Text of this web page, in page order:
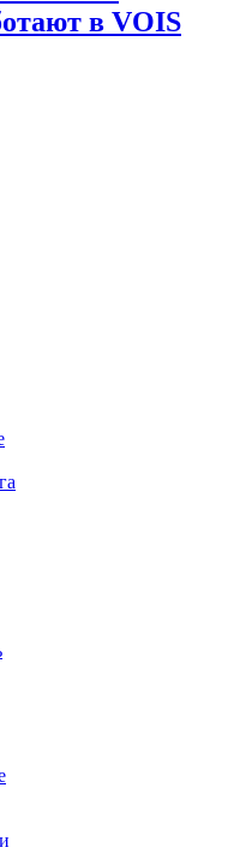
в VOIS